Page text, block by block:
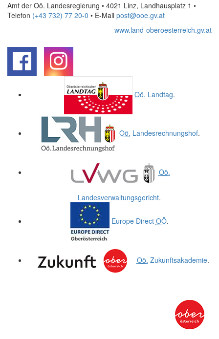
Amt der Oö. Landesregierung • 4021 Linz, Landhausplatz 1 •
Telefon (+43 732) 77 20-0 • E-Mail post@ooe.gv.at
www.land-oberoesterreich.gv.at
Oö. Landtag.
Oö. Landesrechnungshof.
Oö.
Landesverwaltungsgericht.
Europe Direct OÖ.
Oö. Zukunftsakademie.